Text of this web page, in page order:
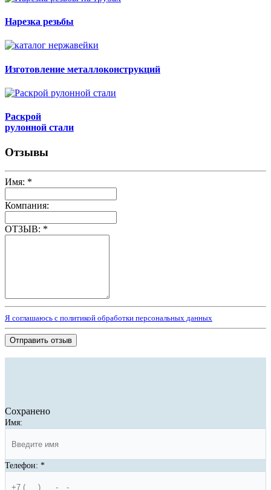
Нарезка резьбы
Изготовление металлоконструкций
Раскрой
рулонной стали
Отзывы
Имя: *
Компания:
ОТЗЫВ: *
Я соглашаюсь с политикой обработки персональных данных
Отправить отзыв
Сохранено
Имя:
Телефон: *